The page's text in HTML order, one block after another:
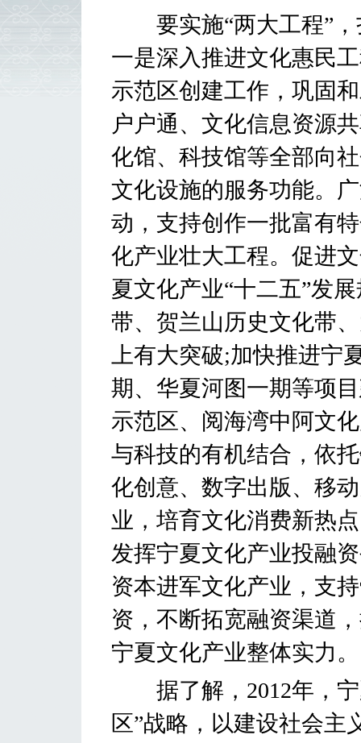
要实施“两大工程”，
一是深入推进文化惠民
示范区创建工作，巩固
户户通、文化信息资源
化馆、科技馆等全部向
文化设施的服务功能。
动，支持创作一批富有
化产业壮大工程。促进
夏文化产业“十二五”发
带、贺兰山历史文化带
上有大突破;加快推进宁
期、华夏河图一期等项
示范区、阅海湾中阿文
与科技的有机结合，依
化创意、数字出版、移
业，培育文化消费新热
发挥宁夏文化产业投融
资本进军文化产业，支
资，不断拓宽融资渠道
宁夏文化产业整体实力。
据了解，2012年，宁
区”战略，以建设社会主